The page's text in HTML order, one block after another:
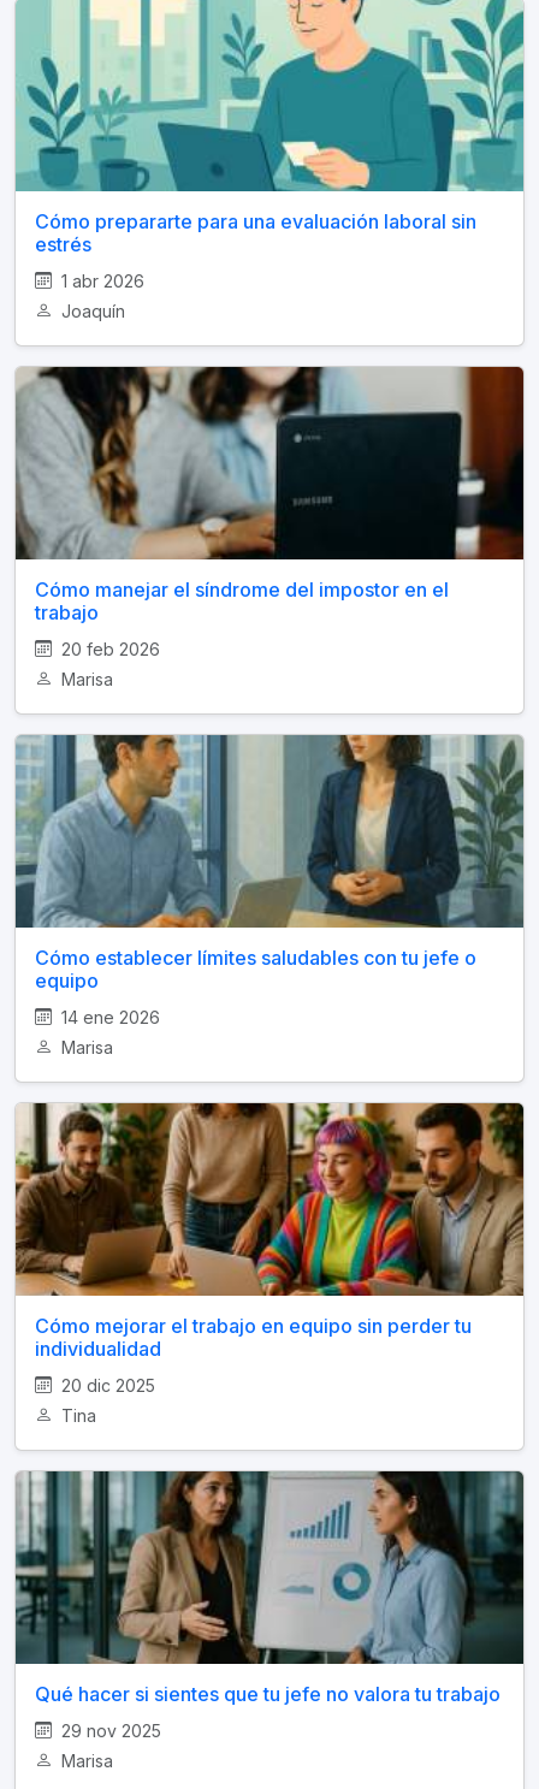
Cómo prepararte para una evaluación laboral sin
estrés
1 abr 2026
Joaquín
Cómo manejar el síndrome del impostor en el
trabajo
20 feb 2026
Marisa
Cómo establecer límites saludables con tu jefe o
equipo
14 ene 2026
Marisa
Cómo mejorar el trabajo en equipo sin perder tu
individualidad
20 dic 2025
Tina
Qué hacer si sientes que tu jefe no valora tu trabajo
29 nov 2025
Marisa